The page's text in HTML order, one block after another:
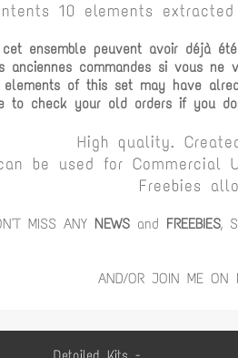
10 elements
ensemble peuvent avoir déjà
anciennes commandes si vous
elements of this set may have
to check your old orders if you
High quality.
be used for Commercial
Freebies
MISS ANY NEWSand FREEBIES,
AND/OR JOIN ME ON